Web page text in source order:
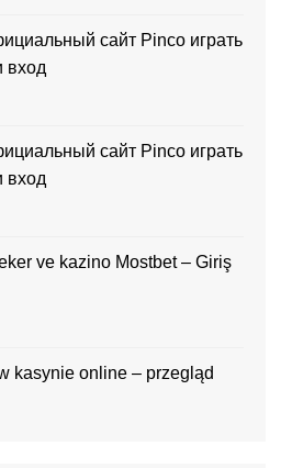
сайт Pinco играть
вход
сайт Pinco играть
вход
ve kazino Mostbet – Giriş
kasynie online – przegląd